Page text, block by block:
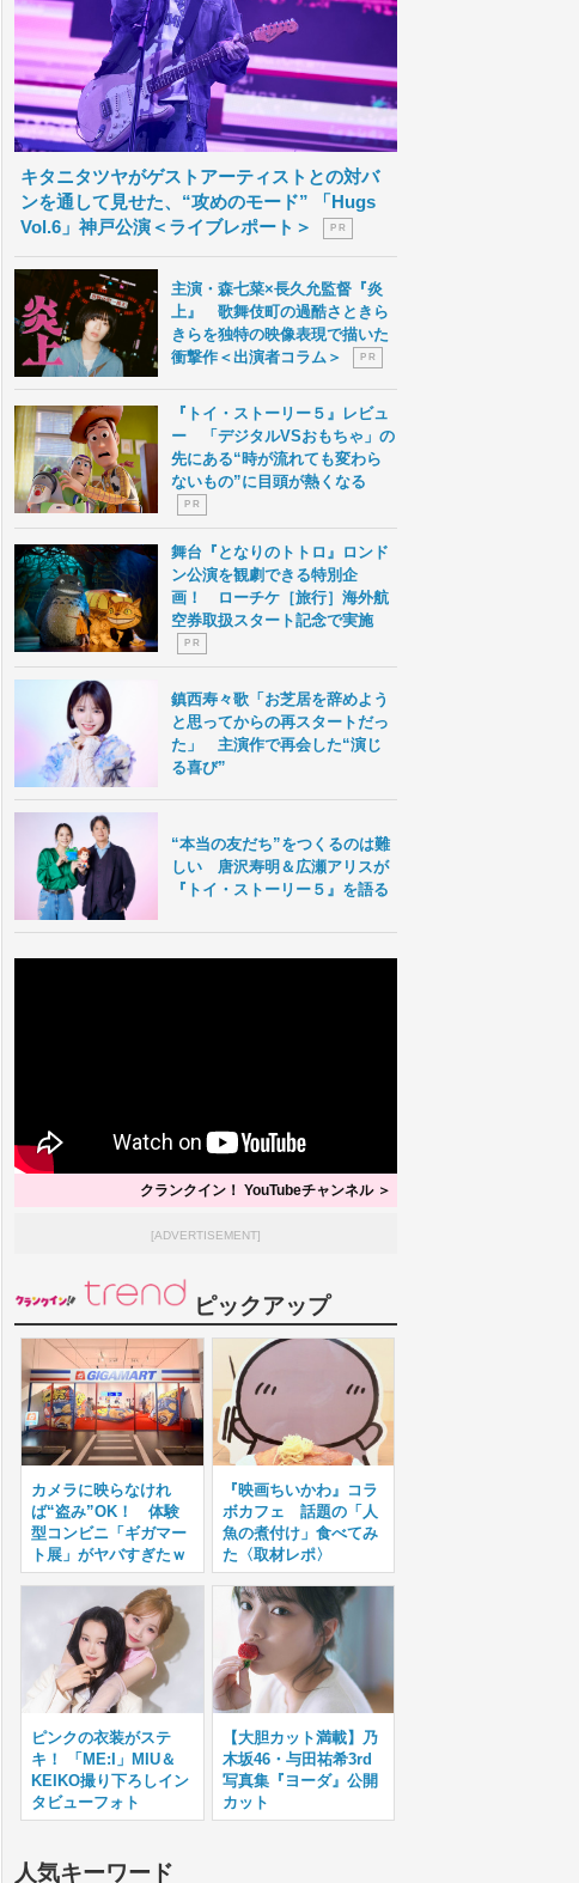
キタニタツヤがゲストアーティストとの対バ
ンを通して見せた、“攻めのモード” 「Hugs
Vol.6」神戸公演＜ライブレポート＞
P R
主演・森七菜×長久允監督『炎
上』 歌舞伎町の過酷さときら
きらを独特の映像表現で描いた
衝撃作＜出演者コラム＞
P R
『トイ・ストーリー５』レビュ
ー 「デジタルVSおもちゃ」の
先にある“時が流れても変わら
ないもの”に目頭が熱くなる
P R
舞台『となりのトトロ』ロンド
ン公演を観劇できる特別企
画！ ローチケ［旅行］海外航
空券取扱スタート記念で実施
P R
鎮西寿々歌「お芝居を辞めよう
と思ってからの再スタートだっ
た」 主演作で再会した“演じ
る喜び”
“本当の友だち”をつくるのは難
しい 唐沢寿明＆広瀬アリスが
『トイ・ストーリー５』を語る
クランクイン！ YouTubeチャンネル ＞
[ADVERTISEMENT]
ピックアップ
カメラに映らなけれ
ば“盗み”OK！ 体験
型コンビニ「ギガマー
ト展」がヤバすぎたｗ
『映画ちいかわ』コラ
ボカフェ 話題の「人
魚の煮付け」食べてみ
た〈取材レポ〉
ピンクの衣装がステ
キ！ 「ME:I」MIU＆
KEIKO撮り下ろしイン
タビューフォト
【大胆カット満載】乃
木坂46・与田祐希3rd
写真集『ヨーダ』公開
カット
人気キーワード